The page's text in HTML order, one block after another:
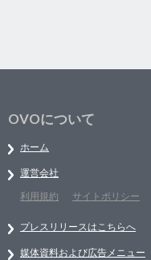
OVOについて
ホーム
運営会社
利用規約
サイトポリシー
プレスリリースはこちらへ
媒体資料および広告メニュー